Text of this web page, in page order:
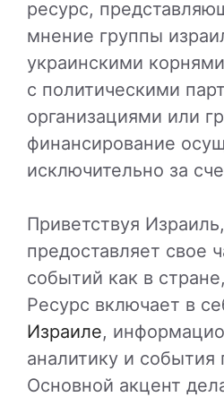
ресурс,
мнение группы
украинскими
с политическими
организациями или
финансирование
исключительно за
Приветствуя
предоставляет свое
событий как в
Ресурс включает в
Израиле,
аналитику и события
Основной акцент